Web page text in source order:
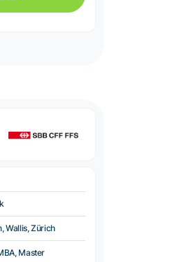
Wallis, Zürich
Master